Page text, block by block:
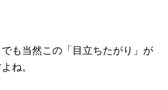
も当然この「目立ちたがり」が
ね。